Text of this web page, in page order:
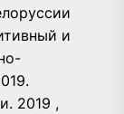
и
2019 ,